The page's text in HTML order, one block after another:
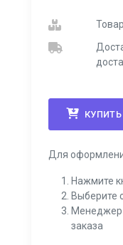
КУПИТЬ
Для
Нажмите
Выберите
Менеджер
заказа